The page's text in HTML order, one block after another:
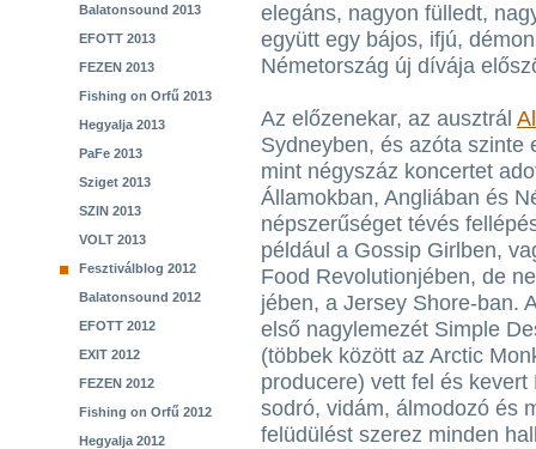
Balatonsound 2013
EFOTT 2013
FEZEN 2013
Fishing on Orfű 2013
Hegyalja 2013
PaFe 2013
Sziget 2013
SZIN 2013
VOLT 2013
Fesztiválblog 2012
Balatonsound 2012
EFOTT 2012
EXIT 2012
FEZEN 2012
Fishing on Orfű 2012
Hegyalja 2012
elegáns, nagyon fülledt,
együtt egy bájos, ifjú,
Németország új dívája
Az előzenekar, az ausztrál
Sydneyben, és azóta szinte
mint négyszáz koncertet
Államokban, Angliában és
népszerűséget tévés
például a Gossip Girlben,
Food Revolutionjében, de
jében, a Jersey Shore-ban.
első nagylemezét Simple
(többek között az Arctic
producere) vett fel és
sodró, vidám, álmodozó és
felüdülést szerez minden